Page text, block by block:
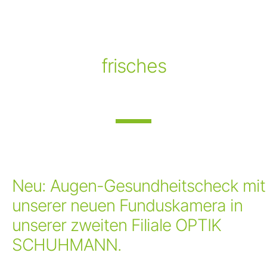
frisches
Neu: Augen-Gesundheitscheck mit
unserer neuen Funduskamera in
unserer zweiten Filiale OPTIK
SCHUHMANN.